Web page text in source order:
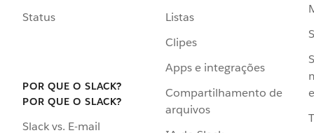
Status
POR QUE O SLACK?
POR QUE O SLACK?
Slack vs. E-mail
Listas
Clipes
Apps e integrações
Compartilhamento de
arquivos